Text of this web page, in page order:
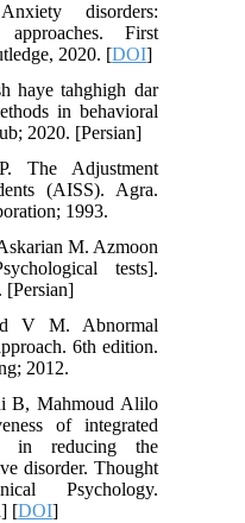
disorders:
approaches. First
2020. [DOI
haye tahghigh dar
in behavioral
2020. [Persian]
The Adjustment
(AISS). Agra.
1993.
M. Azmoon
tests].
[Persian]
V M. Abnormal
6th edition.
2012.
B, Mahmoud Alilo
of integrated
in reducing the
disorder. Thought
Psychology.
[DOI